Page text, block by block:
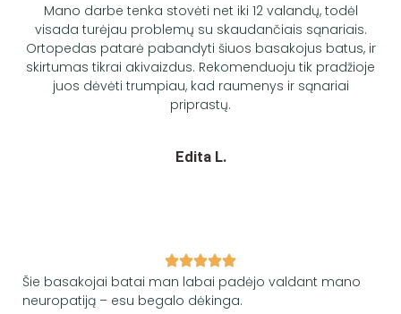
Mano darbe tenka stovėti net iki 12 valandų, todėl
visada turėjau problemų su skaudančiais sąnariais.
Ortopedas patarė pabandyti šiuos basakojus batus, ir
skirtumas tikrai akivaizdus. Rekomenduoju tik pradžioje
juos dėvėti trumpiau, kad raumenys ir sąnariai
priprastų.
EditaL.​
Šie basakojai batai man labai padėjo valdant mano
neuropatiją – esu begalo dėkinga.